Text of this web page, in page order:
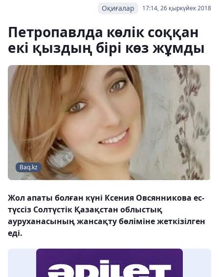
17:14, 26 қыркүйек 2018
Оқиғалар
Петропавлда көлік соққан
екі қыздың бірі көз жұмды
Baq.kz
Жол апаты болған күні Ксения Овсянникова ес-
түссіз Солтүстік Қазақстан облыстық
ауруханасының жансақту бөліміне жеткізілген
еді.